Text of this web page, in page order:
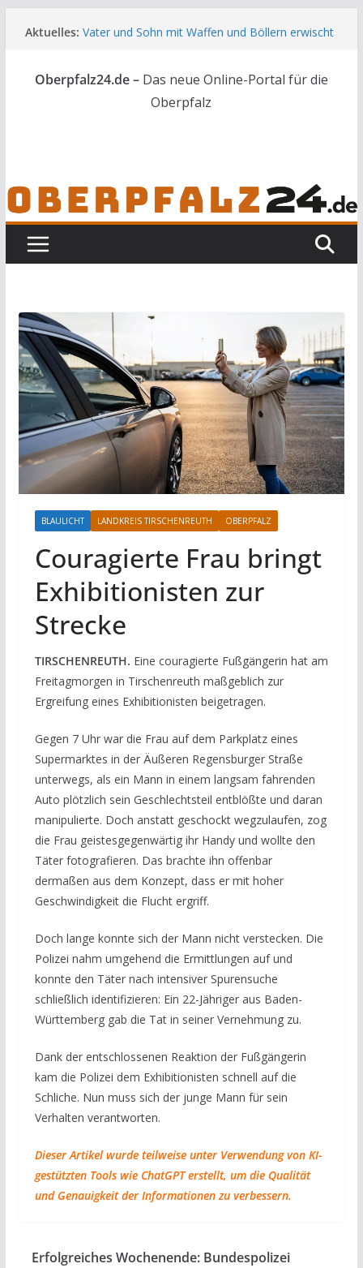
Inhalt
Aktuelles: Vater und Sohn mit Waffen und Böllern erwischt
Audi prallt gegen Brückengeländer in Weiden
Ortsumgehung Waldershof ist eröffnet
Deutsch-amerikanischer Schüleraustausch zu
Oberpfalz24.de – Das neue Online-Portal für die
Oberpfalz
BLAULICHT LANDKREIS TIRSCHENREUTH OBERPFALZ
Couragierte Frau bringt
Exhibitionisten zur
Strecke
TIRSCHENREUTH. Eine couragierte Fußgängerin hat am
Freitagmorgen in Tirschenreuth maßgeblich zur
Ergreifung eines Exhibitionisten beigetragen.
Gegen 7 Uhr war die Frau auf dem Parkplatz eines
Supermarktes in der Äußeren Regensburger Straße
unterwegs, als ein Mann in einem langsam fahrenden
Auto plötzlich sein Geschlechtsteil entblößte und daran
manipulierte. Doch anstatt geschockt wegzulaufen, zog
die Frau geistesgegenwärtig ihr Handy und wollte den
Täter fotografieren. Das brachte ihn offenbar
dermaßen aus dem Konzept, dass er mit hoher
Geschwindigkeit die Flucht ergriff.
Doch lange konnte sich der Mann nicht verstecken. Die
Polizei nahm umgehend die Ermittlungen auf und
konnte den Täter nach intensiver Spurensuche
schließlich identifizieren: Ein 22-Jähriger aus Baden-
Württemberg gab die Tat in seiner Vernehmung zu.
Dank der entschlossenen Reaktion der Fußgängerin
kam die Polizei dem Exhibitionisten schnell auf die
Schliche. Nun muss sich der junge Mann für sein
Verhalten verantworten.
Dieser Artikel wurde teilweise unter Verwendung von KI-
gestützten Tools wie ChatGPT erstellt, um die Qualität
und Genauigkeit der Informationen zu verbessern.
Erfolgreiches Wochenende: Bundespolizei